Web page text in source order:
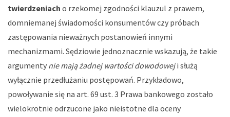
twierdzeniach o rzekomej zgodności klauzul z prawem,
domniemanej świadomości konsumentów czy próbach
zastępowania nieważnych postanowień innymi
mechanizmami. Sędziowie jednoznacznie wskazują, że takie
argumenty nie mają żadnej wartości dowodoweji służą
wyłącznie przedłużaniu postępowań. Przykładowo,
powoływanie się na art. 69 ust. 3 Prawa bankowego zostało
wielokrotnie odrzucone jako nieistotne dla oceny